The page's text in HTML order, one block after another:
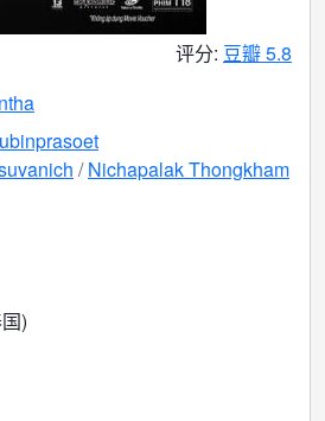
评分: 豆瓣 5.8
Nichapalak Thongkham
)